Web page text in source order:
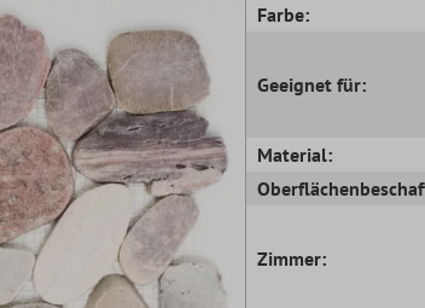
Farbe:
Geeignet für:
Material:
Zimmer: